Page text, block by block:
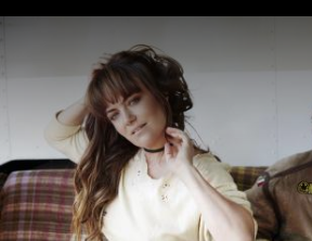
Angus & Julia Stone
Home News Musik Videos